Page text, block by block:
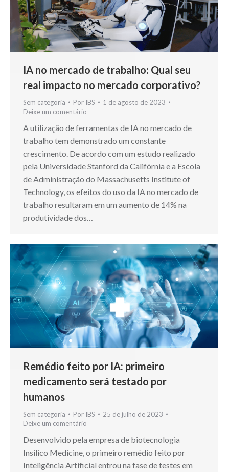
IA no mercado de trabalho: Qual seu
real impacto no mercado corporativo?
Sem categoria Por IBS
1 de agosto de 2023
Deixe um comentário
A utilização de ferramentas de IA no mercado de
trabalho tem demonstrado um constante
crescimento. De acordo com um estudo realizado
pela Universidade Stanford da Califórnia e a Escola
de Administração do Massachusetts Institute of
Technology, os efeitos do uso da IA no mercado de
trabalho resultaram em um aumento de 14% na
produtividade dos…
Remédio feito por IA: primeiro
medicamento será testado por
humanos
Sem categoria Por IBS
25 de julho de 2023
Deixe um comentário
Desenvolvido pela empresa de biotecnologia
Insilico Medicine, o primeiro remédio feito por
Inteligência Artificial entrou na fase de testes em